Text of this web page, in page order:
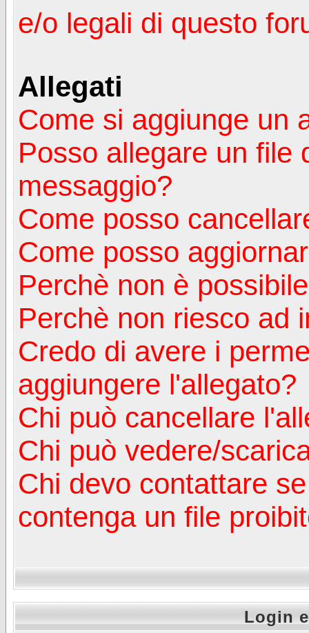
e/o legali di questo
Allegati
Come si aggiunge un
Posso allegare un file
messaggio?
Come posso
Come posso
Perchè non è
Perchè non riesco ad
Credo di avere i
aggiungere l'allegato?
Chi può cancellare
Chi può vedere/
Chi devo contattare
contenga un file
Login